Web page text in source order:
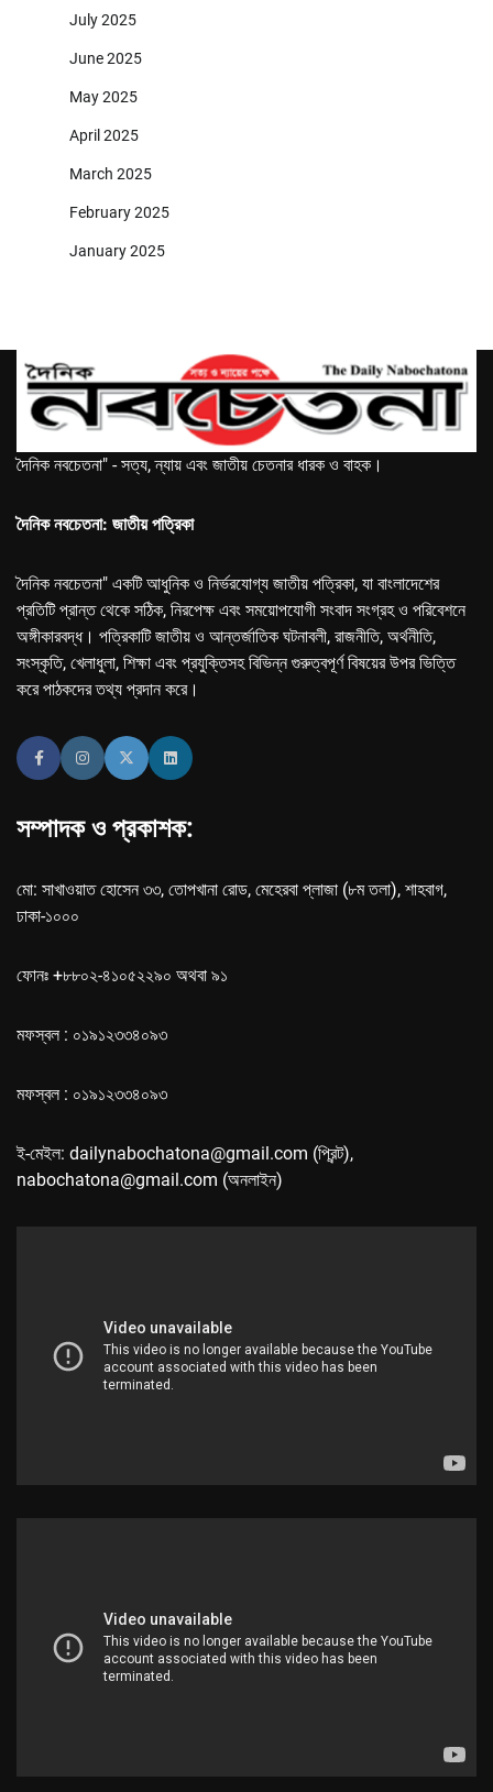
July 2025
June 2025
May 2025
April 2025
March 2025
February 2025
January 2025
দৈনিক নবচেতনা" - সত্য, ন্যায় এবং জাতীয় চেতনার ধারক ও বাহক।
দৈনিক নবচেতনা: জাতীয় পত্রিকা
দৈনিক নবচেতনা" একটি আধুনিক ও নির্ভরযোগ্য জাতীয় পত্রিকা, যা বাংলাদেশের
প্রতিটি প্রান্ত থেকে সঠিক, নিরপেক্ষ এবং সময়োপযোগী সংবাদ সংগ্রহ ও পরিবেশনে
অঙ্গীকারবদ্ধ। পত্রিকাটি জাতীয় ও আন্তর্জাতিক ঘটনাবলী, রাজনীতি, অর্থনীতি,
সংস্কৃতি, খেলাধুলা, শিক্ষা এবং প্রযুক্তিসহ বিভিন্ন গুরুত্বপূর্ণ বিষয়ের উপর ভিত্তি
করে পাঠকদের তথ্য প্রদান করে।
সম্পাদক ও প্রকাশক:
মো: সাখাওয়াত হোসেন ৩৩, তোপখানা রোড, মেহেরবা প্লাজা (৮ম তলা), শাহবাগ,
ঢাকা-১০০০
ফোনঃ +৮৮০২-৪১০৫২২৯০ অথবা ৯১
মফস্বল : ০১৯১২৩৩৪০৯৩
মফস্বল : ০১৯১২৩৩৪০৯৩
ই-মেইল: dailynabochatona@gmail.com (প্রিন্ট),
nabochatona@gmail.com (অনলাইন)